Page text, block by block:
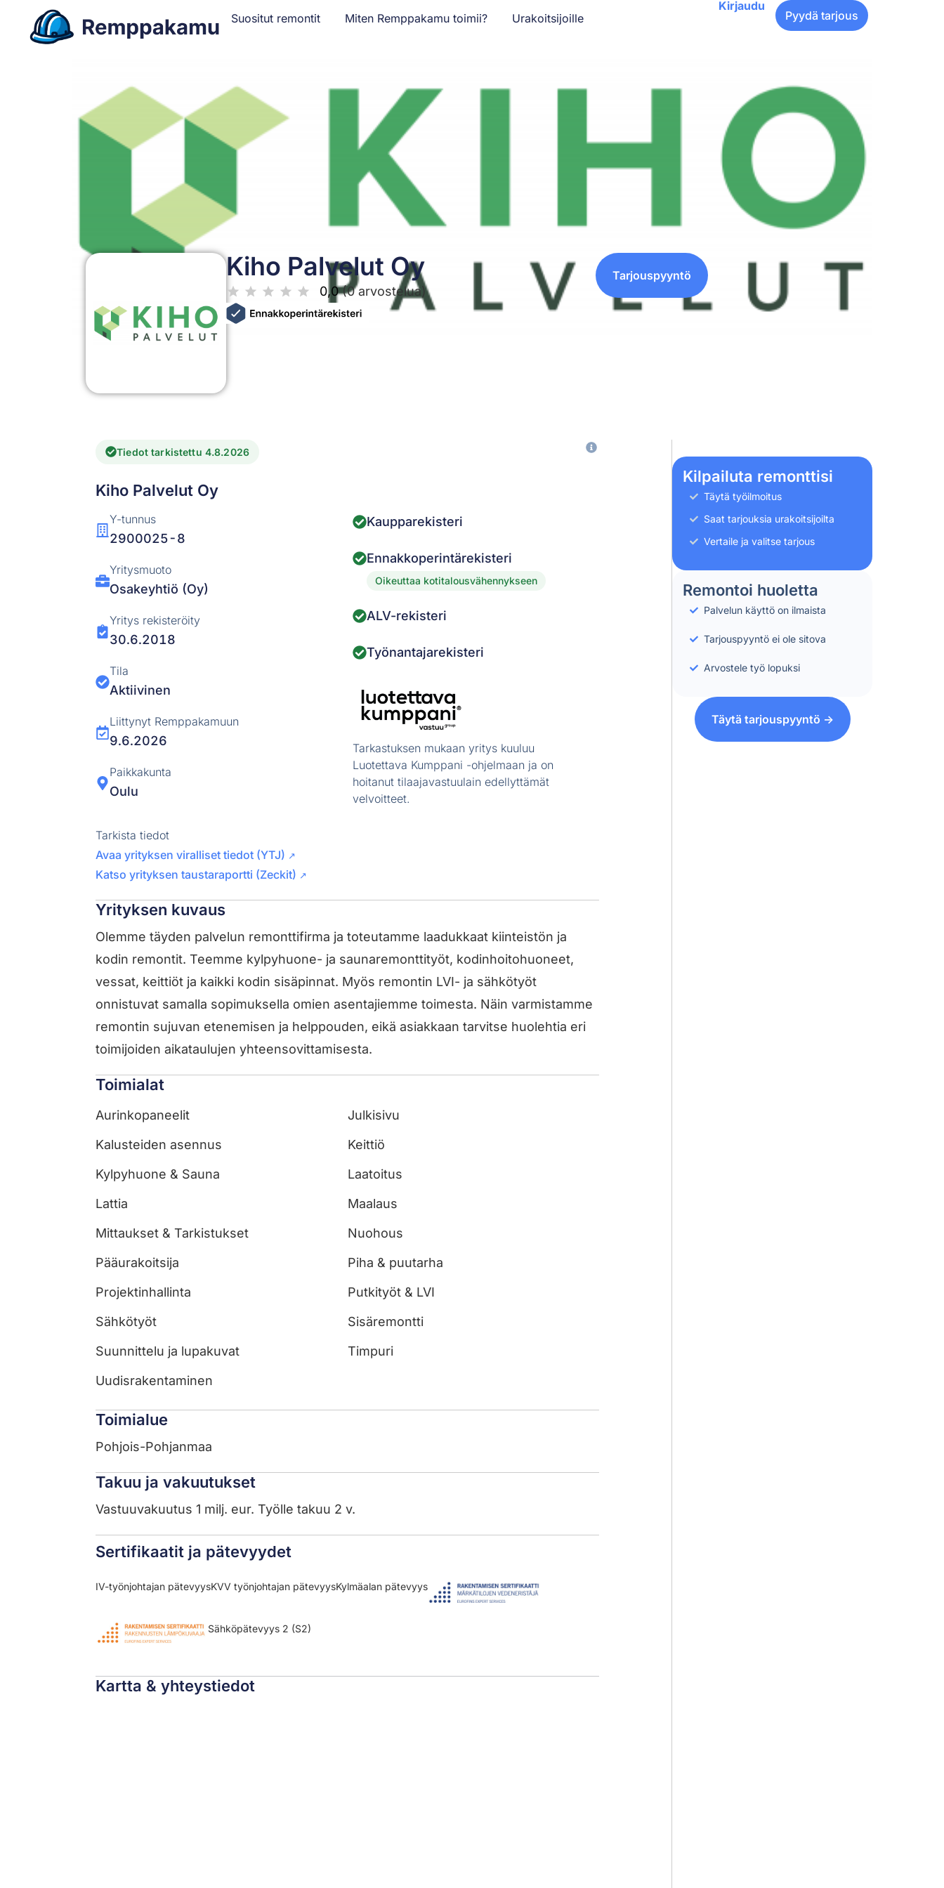
Suositut remontit Miten Remppakamu toimii? Urakoitsijoille
Kirjaudu
Pyydä tarjous
Kiho Palvelut Oy
0,0(0 arvostelua)
Tarjouspyyntö
Tiedot tarkistettu 4.8.2026
Kiho Palvelut Oy
Y-tunnus
2900025-8
Yritysmuoto
Osakeyhtiö (Oy)
Yritys rekisteröity
30.6.2018
Tila
Aktiivinen
Liittynyt Remppakamuun
9.6.2026
Paikkakunta
Oulu
Kaupparekisteri
Ennakkoperintärekisteri
Oikeuttaa kotitalousvähennykseen
ALV-rekisteri
Työnantajarekisteri
Tarkastuksen mukaan yritys kuuluu
Luotettava Kumppani -ohjelmaan ja on
hoitanut tilaajavastuulain edellyttämät
velvoitteet.
Tarkista tiedot
Avaa yrityksen viralliset tiedot (YTJ) ↗
Katso yrityksen taustaraportti (Zeckit) ↗
Yrityksen kuvaus
Olemme täyden palvelun remonttifirma ja toteutamme laadukkaat kiinteistön ja
kodin remontit. Teemme kylpyhuone- ja saunaremonttityöt, kodinhoitohuoneet,
vessat, keittiöt ja kaikki kodin sisäpinnat. Myös remontin LVI- ja sähkötyöt
onnistuvat samalla sopimuksella omien asentajiemme toimesta. Näin varmistamme
remontin sujuvan etenemisen ja helppouden, eikä asiakkaan tarvitse huolehtia eri
toimijoiden aikataulujen yhteensovittamisesta.
Toimialat
Aurinkopaneelit
Julkisivu
Kalusteiden asennus
Keittiö
Kylpyhuone & Sauna
Laatoitus
Lattia
Maalaus
Mittaukset & Tarkistukset
Nuohous
Pääurakoitsija
Piha & puutarha
Projektinhallinta
Putkityöt & LVI
Sähkötyöt
Sisäremontti
Suunnittelu ja lupakuvat
Timpuri
Uudisrakentaminen
Toimialue
Pohjois-Pohjanmaa
Takuu ja vakuutukset
Vastuuvakuutus 1 milj. eur. Työlle takuu 2 v.
Sertifikaatit ja pätevyydet
IV-​työnjohtajan pätevyysKVV työnjohtajan pätevyysKylmäalan pätevyys
Sähköpätevyys 2 (S2)
Kartta & yhteystiedot
Kilpailuta remonttisi
Täytä työilmoitus
Saat tarjouksia urakoitsijoilta
Vertaile ja valitse tarjous
Remontoi huoletta
Palvelun käyttö on ilmaista
Tarjouspyyntö ei ole sitova
Arvostele työ lopuksi
Täytä tarjouspyyntö ->